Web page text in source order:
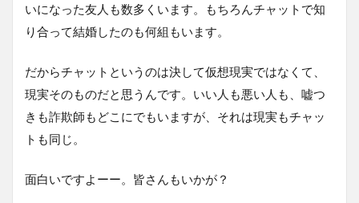
いになった友人も数多くいます。もちろんチャットで知
り合って結婚したのも何組もいます。
だからチャットというのは決して仮想現実ではなくて、
現実そのものだと思うんです。いい人も悪い人も、嘘つ
きも詐欺師もどこにでもいますが、それは現実もチャッ
トも同じ。
面白いですよーー。皆さんもいかが？